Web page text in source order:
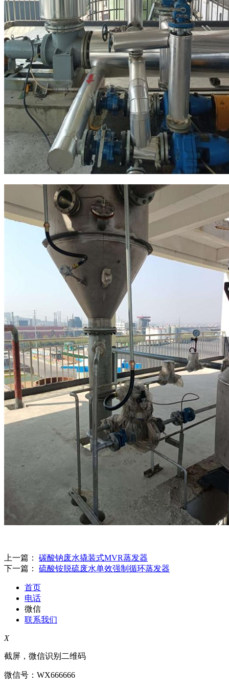
上一篇： 碳酸钠废水撬装式MVR蒸发器
下一篇： 硫酸铵脱硫废水单效强制循环蒸发器
首页
电话
微信
联系我们
X
截屏，微信识别二维码
微信号： WX666666